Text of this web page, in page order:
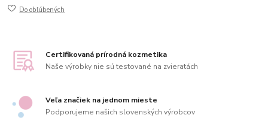
Do obľúbených
Certifikovaná prírodná kozmetika
Naše výrobky nie sú testované na zvieratách
Veľa značiek na jednom mieste
Podporujeme našich slovenských výrobcov